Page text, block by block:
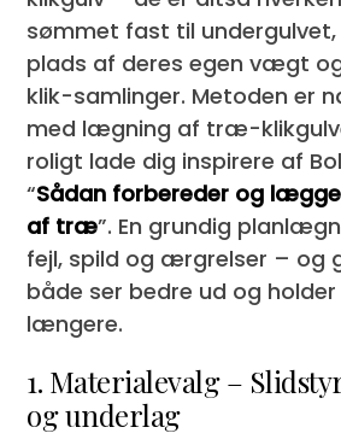
sømmet fast til
plads af deres egen vægt
klik-samlinger. Metoden er
med lægning af træ-
roligt lade dig inspirere af
“Sådan forbereder og
af træ”. En grundig
fejl, spild og ærgrelser – og
både ser bedre ud og
længere.
1. Materialevalg –
og underlag